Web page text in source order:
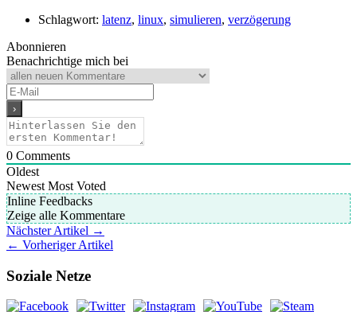
Schlagwort: latenz, linux, simulieren, verzögerung
Abonnieren
Benachrichtige mich bei
0 Comments
Oldest
Newest Most Voted
Inline Feedbacks
Zeige alle Kommentare
Nächster Artikel →
← Vorheriger Artikel
Soziale Netze